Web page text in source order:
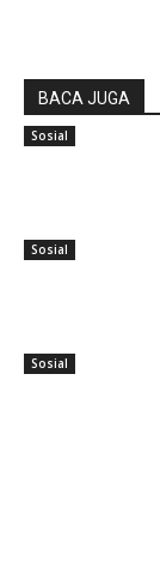
BACA JUGA
Sosial
Sosial
Sosial